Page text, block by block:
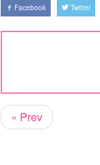
Facebook Twitter
« Prev